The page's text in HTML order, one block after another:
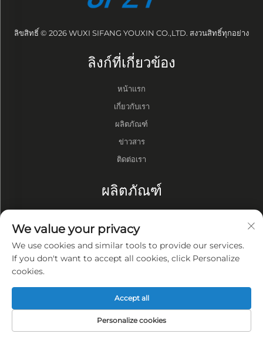
ลิขสิทธิ์ © 2026 WUXI SIFANG YOUXIN CO.,LTD. สงวนสิทธิ์ทุกอย่าง
ลิงก์ที่เกี่ยวข้อง
หน้าแรก
เกี่ยวกับเรา
ผลิตภัณฑ์
ข่าวสาร
ติดต่อเรา
ผลิตภัณฑ์
ปั๊มสุญญากาศ
ความเป็นส่วนตัว
นโยบายความเป็นส่วนตัว
We value your privacy
We use cookies and similar tools to provide our services.
If you don't want to accept all cookies, click Personalize
cookies.
Personalize cookies
Accept all